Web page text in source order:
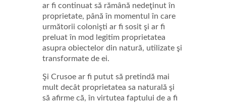
ar fi continuat să rămână nedeţinut în
proprietate, până în momentul în care
următorii colonişti ar fi sosit şi ar fi
preluat în mod legitim proprietatea
asupra obiectelor din natură, utilizate şi
transformate de ei.
Şi Crusoe ar fi putut să pretindă mai
mult decât proprietatea sa naturală şi
să afirme că, în virtutea faptului de a fi